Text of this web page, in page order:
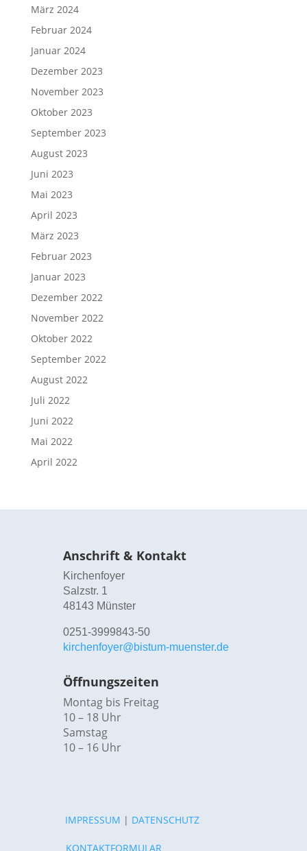
März 2024
Februar 2024
Januar 2024
Dezember 2023
November 2023
Oktober 2023
September 2023
August 2023
Juni 2023
Mai 2023
April 2023
März 2023
Februar 2023
Januar 2023
Dezember 2022
November 2022
Oktober 2022
September 2022
August 2022
Juli 2022
Juni 2022
Mai 2022
April 2022
Anschrift & Kontakt
Kirchenfoyer
Salzstr. 1
48143 Münster
0251-3999843-50
kirchenfoyer@bistum-muenster.de
Öffnungszeiten
Montag bis Freitag
10 – 18 Uhr
Samstag
10 – 16 Uhr
IMPRESSUM | DATENSCHUTZ
KONTAKTFORMULAR